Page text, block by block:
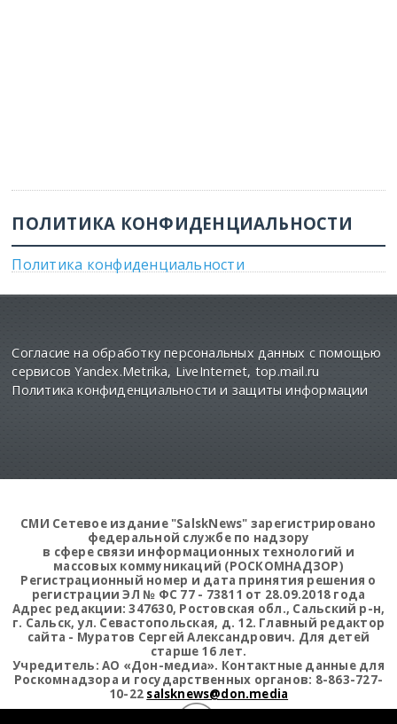
ПОЛИТИКА КОНФИДЕНЦИАЛЬНОСТИ
Политика конфиденциальности
Согласие на обработку персональных данных с помощью
сервисов Yandex.Metrika, LiveInternet, top.mail.ru
Политика конфиденциальности и защиты информации
СМИ Сетевое издание "SalskNews" зарегистрировано
федеральной службе по надзору
в сфере связи информационных технологий и
массовых коммуникаций (РОСКОМНАДЗОР)
Регистрационный номер и дата принятия решения о
регистрации ЭЛ № ФС 77 - 73811 от 28.09.2018 года
Адрес редакции: 347630, Ростовская обл., Сальский р-н,
г. Сальск, ул. Севастопольская, д. 12. Главный редактор
сайта - Муратов Сергей Александрович. Для детей
старше 16 лет.
Учредитель: АО «Дон-медиа». Контактные данные для
Роскомнадзора и государственных органов: 8-863-727-
10-22 salsknews@don.media